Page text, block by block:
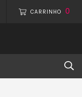
CARRINHO 0